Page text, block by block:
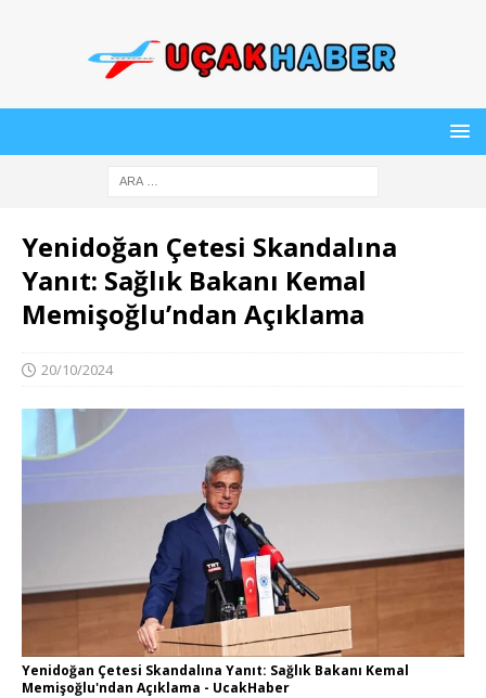
Yenidoğan Çetesi Skandalına
Yanıt: Sağlık Bakanı Kemal
Memişoğlu’ndan Açıklama
20/10/2024
Yenidoğan Çetesi Skandalına Yanıt: Sağlık Bakanı Kemal
Memişoğlu'ndan Açıklama - UcakHaber